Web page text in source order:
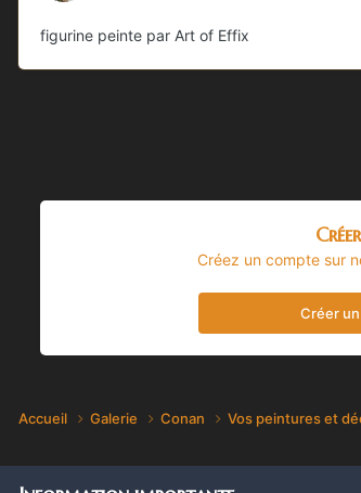
figurine peinte par Art of Effix
Créez un compte sur
Créer
Accueil Galerie Conan Vos peintures et